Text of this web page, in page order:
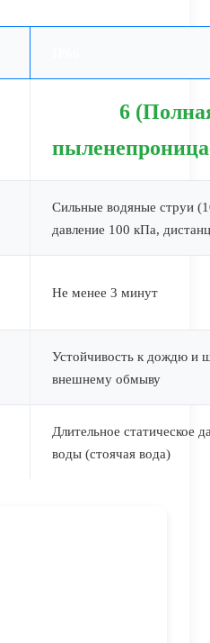
6
Сильные водяные струи
давление 100 кПа,
Не менее 3 минут
Устойчивость к дождю и
внешнему обмыву
Длительное статическое
воды (стоячая вода)